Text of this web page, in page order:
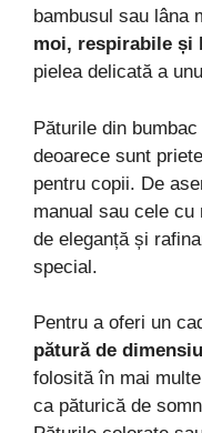
bambusul sau lâna
moi, respirabile și
pielea delicată a
Păturile din
deoarece sunt
pentru copii. De
manual sau cele cu
de eleganță și
special.
Pentru a oferi un
pătură de
folosită în mai
ca păturică de